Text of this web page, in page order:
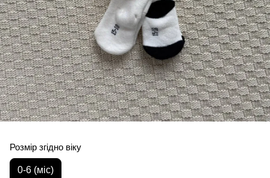
Розмір згідно віку
0-6 (міс)